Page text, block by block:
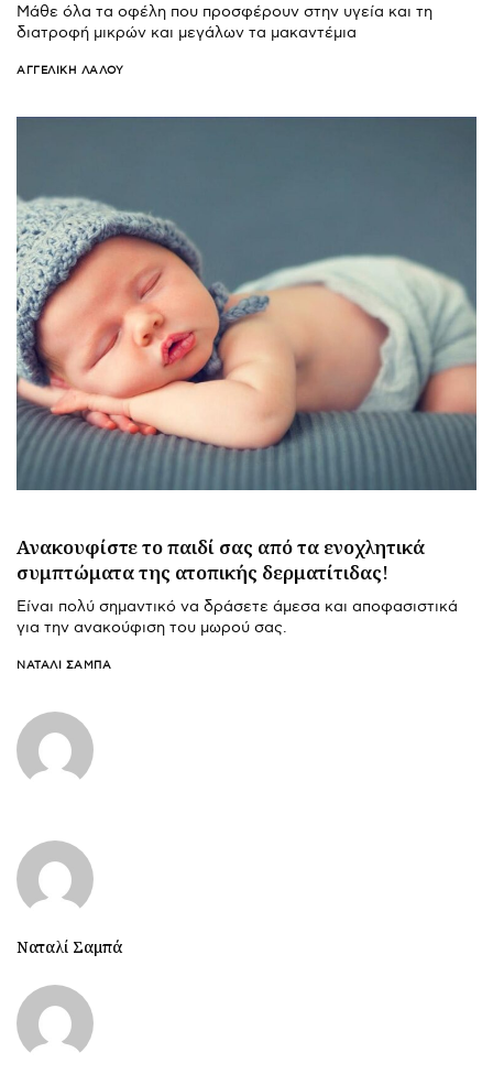
Μάθε όλα τα οφέλη που προσφέρουν στην υγεία και τη
διατροφή μικρών και μεγάλων τα μακαντέμια
ΑΓΓΕΛΙΚΉ ΛΆΛΟΥ
Ανακουφίστε το παιδί σας από τα ενοχλητικά
συμπτώματα της ατοπικής δερματίτιδας!
Είναι πολύ σημαντικό να δράσετε άμεσα και αποφασιστικά
για την ανακούφιση του μωρού σας.
ΝΑΤΑΛΊ ΣΑΜΠΆ
Ναταλί Σαμπά